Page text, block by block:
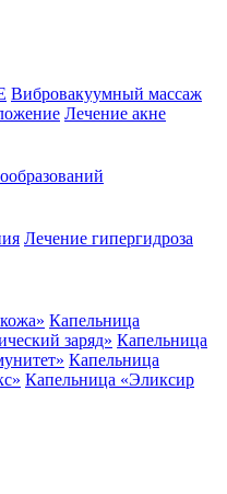
Вибровакуумный массаж
Лечение акне
Лечение гипергидроза
Капельница
заряд» Капельница
Капельница
Капельница «Эликсир